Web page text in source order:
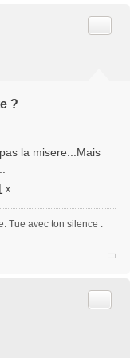
?
la misere...Mais
x
Tue avec ton silence .